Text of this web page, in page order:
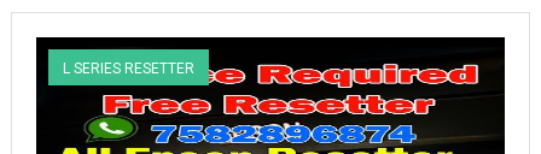
L SERIES RESETTER